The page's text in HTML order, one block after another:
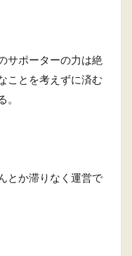
サポーターの力は絶
ことを考えずに済む
とか滞りなく運営で